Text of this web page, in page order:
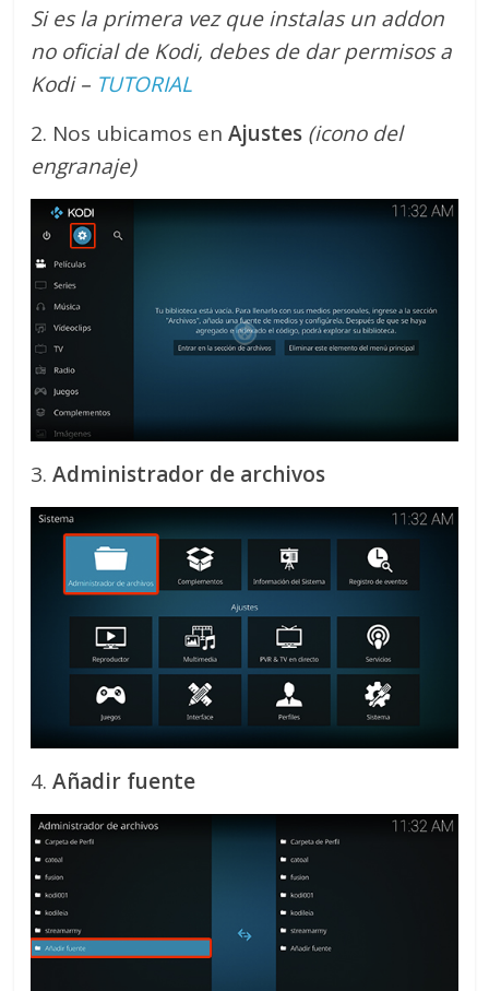
Si es la primera vez que instalas un addon
no oficial de Kodi, debes de dar permisos a
Kodi – TUTORIAL
2. Nos ubicamos enAjustes (icono del
engranaje)
3.Administrador de archivos
4.Añadir fuente